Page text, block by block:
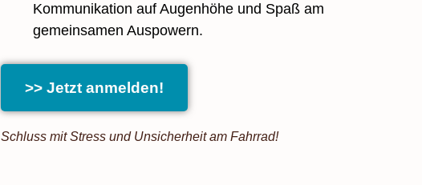
Kommunikation auf Augenhöhe und Spaß am
gemeinsamen Auspowern.
>> Jetzt anmelden!
Schluss mit Stress und Unsicherheit am Fahrrad!